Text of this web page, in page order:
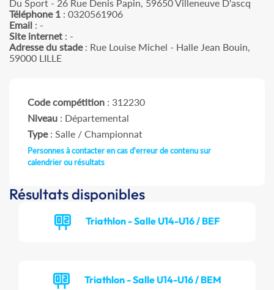
Du Sport - 26 Rue Denis Papin, 59650 Villeneuve D'ascq
Téléphone 1 : 0320561906
Email : -
Site internet : -
Adresse du stade: Rue Louise Michel - Halle Jean Bouin,
59000 LILLE
Code compétition : 312230
Niveau : Départemental
Type: Salle / Championnat
Personnes à contacter en cas d'erreur de contenu sur
calendrier ou résultats
Résultats disponibles
Triathlon - Salle U14-U16 / BEF
Triathlon - Salle U14-U16 / BEM